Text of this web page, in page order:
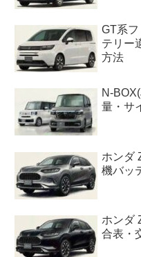
GT系
テリー
方法
N-
量・サ
ホンダ
機バッ
ホンダ
合表・